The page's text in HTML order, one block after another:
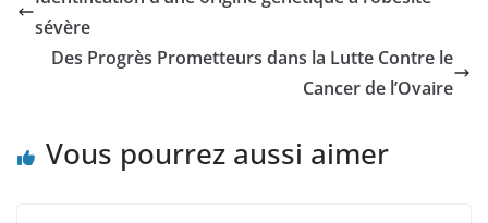
sévère
Des Progrès Prometteurs dans la Lutte Contre le
Cancer de l’Ovaire
Vous pourrez aussi aimer